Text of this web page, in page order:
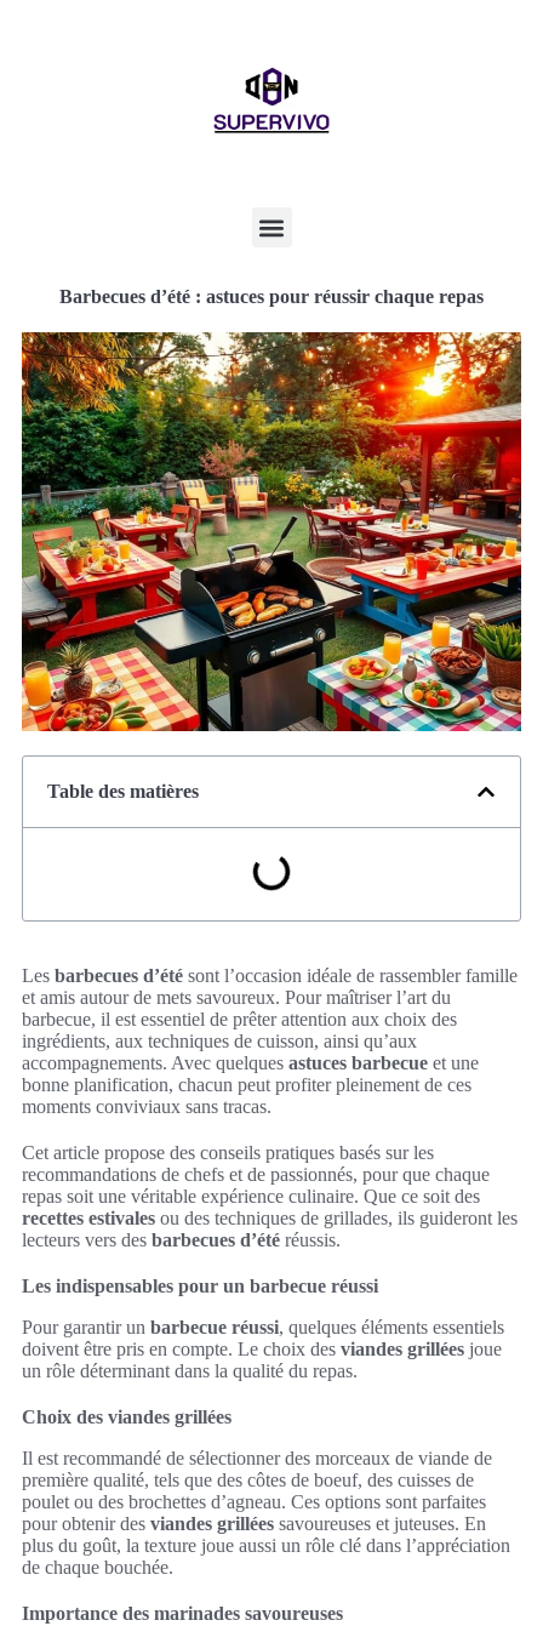
Barbecues d’été : astuces pour réussir chaque repas
Table des matières
Les barbecues d’été sont l’occasion idéale de rassembler famille
et amis autour de mets savoureux. Pour maîtriser l’art du
barbecue, il est essentiel de prêter attention aux choix des
ingrédients, aux techniques de cuisson, ainsi qu’aux
accompagnements. Avec quelques astuces barbecue et une
bonne planification, chacun peut profiter pleinement de ces
moments conviviaux sans tracas.
Cet article propose des conseils pratiques basés sur les
recommandations de chefs et de passionnés, pour que chaque
repas soit une véritable expérience culinaire. Que ce soit des
recettes estivales ou des techniques de grillades, ils guideront les
lecteurs vers des barbecues d’été réussis.
Les indispensables pour un barbecue réussi
Pour garantir un barbecue réussi, quelques éléments essentiels
doivent être pris en compte. Le choix des viandes grillées joue
un rôle déterminant dans la qualité du repas.
Choix des viandes grillées
Il est recommandé de sélectionner des morceaux de viande de
première qualité, tels que des côtes de boeuf, des cuisses de
poulet ou des brochettes d’agneau. Ces options sont parfaites
pour obtenir des viandes grillées savoureuses et juteuses. En
plus du goût, la texture joue aussi un rôle clé dans l’appréciation
de chaque bouchée.
Importance des marinades savoureuses